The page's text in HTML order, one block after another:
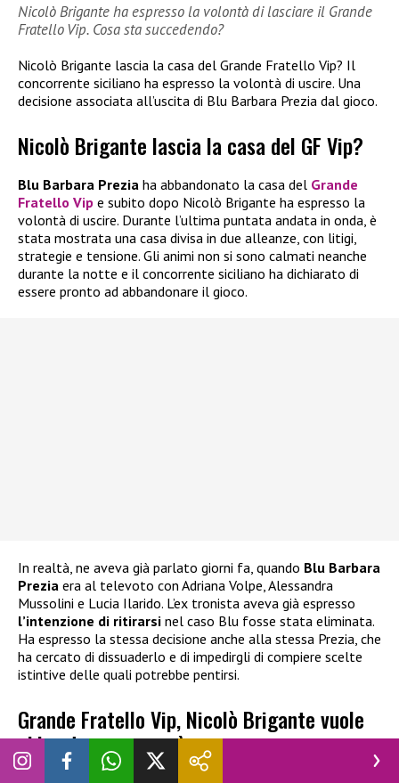
Nicolò Brigante ha espresso la volontà di lasciare il Grande
Fratello Vip. Cosa sta succedendo?
Nicolò Brigante lascia la casa del Grande Fratello Vip? Il
concorrente siciliano ha espresso la volontà di uscire. Una
decisione associata all’uscita di Blu Barbara Prezia dal gioco.
Nicolò Brigante lascia la casa del GF Vip?
Blu Barbara Prezia ha abbandonato la casa del Grande
Fratello Vip e subito dopo Nicolò Brigante ha espresso la
volontà di uscire. Durante l’ultima puntata andata in onda, è
stata mostrata una casa divisa in due alleanze, con litigi,
strategie e tensione. Gli animi non si sono calmati neanche
durante la notte e il concorrente siciliano ha dichiarato di
essere pronto ad abbandonare il gioco.
In realtà, ne aveva già parlato giorni fa, quando Blu Barbara
Prezia era al televoto con Adriana Volpe, Alessandra
Mussolini e Lucia Ilarido. L’ex tronista aveva già espresso
l’intenzione di ritirarsi nel caso Blu fosse stata eliminata.
Ha espresso la stessa decisione anche alla stessa Prezia, che
ha cercato di dissuaderlo e di impedirgli di compiere scelte
istintive delle quali potrebbe pentirsi.
Grande Fratello Vip, Nicolò Brigante vuole
abbandonare: cosa è successo